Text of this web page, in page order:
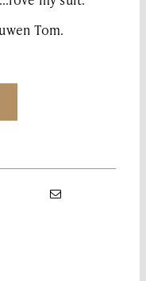
Tom.